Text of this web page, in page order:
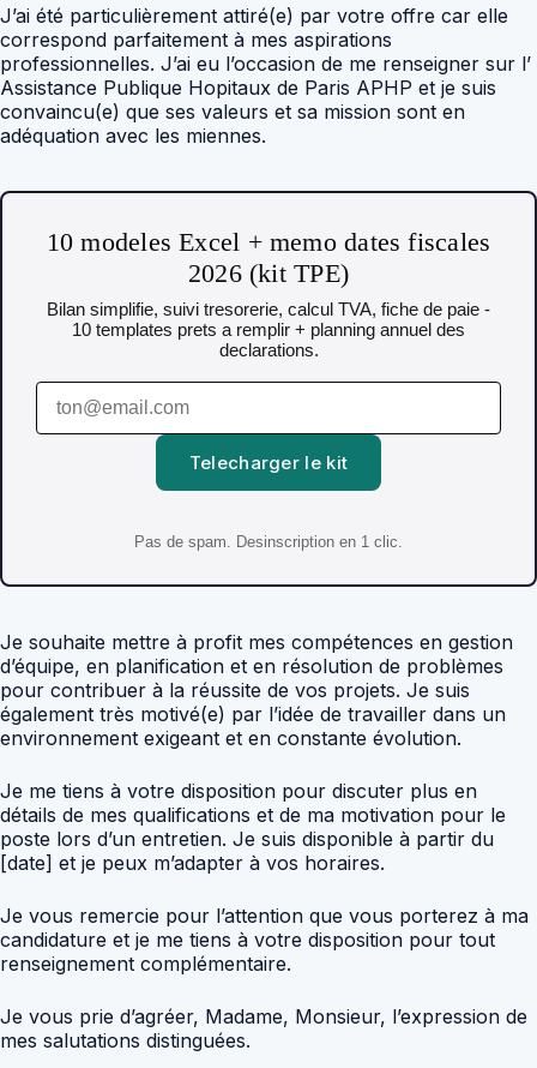
J’ai été particulièrement attiré(e) par votre offre car elle
correspond parfaitement à mes aspirations
professionnelles. J’ai eu l’occasion de me renseigner sur l’
Assistance Publique Hopitaux de Paris APHP et je suis
convaincu(e) que ses valeurs et sa mission sont en
adéquation avec les miennes.
10 modeles Excel + memo dates fiscales
2026 (kit TPE)
Bilan simplifie, suivi tresorerie, calcul TVA, fiche de paie -
10 templates prets a remplir + planning annuel des
declarations.
Telecharger le kit
Pas de spam. Desinscription en 1 clic.
Je souhaite mettre à profit mes compétences en gestion
d’équipe, en planification et en résolution de problèmes
pour contribuer à la réussite de vos projets. Je suis
également très motivé(e) par l’idée de travailler dans un
environnement exigeant et en constante évolution.
Je me tiens à votre disposition pour discuter plus en
détails de mes qualifications et de ma motivation pour le
poste lors d’un entretien. Je suis disponible à partir du
[date] et je peux m’adapter à vos horaires.
Je vous remercie pour l’attention que vous porterez à ma
candidature et je me tiens à votre disposition pour tout
renseignement complémentaire.
Je vous prie d’agréer, Madame, Monsieur, l’expression de
mes salutations distinguées.